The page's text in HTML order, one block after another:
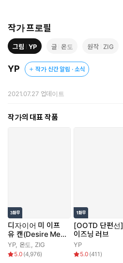
작가 프로필
그림 YP 글 온도 원작 ZIG
YP 작가 신간 알림 · 소식
2021.07.27업데이트
작가의 대표 작품
디자이어 미 이프
유 캔(Desire Me I
f You Can)
YP, 온도 ZIG
5.0 (4,976)
[OOTD 단편선
이즈닝 러브
YP
5.0 (411 )